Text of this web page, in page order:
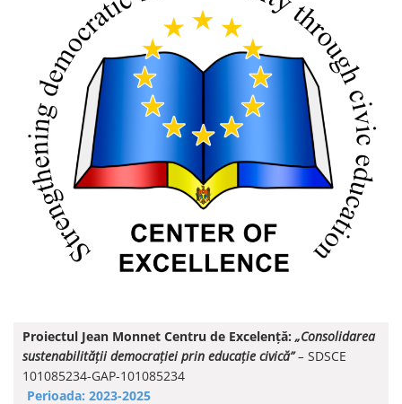
Proiectul Jean Monnet Centru de Excelență: „Consolidarea
sustenabilității democrației prin educație civică”– SDSCE
101085234-GAP-101085234
Perioada: 2023-2025